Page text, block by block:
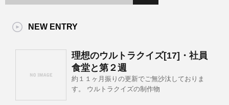
NEW ENTRY
理想のウルトラクイズ[17]・社員
食堂と第２週
約１１ヶ月振りの更新でご無沙汰しておりま
す。 ウルトラクイズの制作物